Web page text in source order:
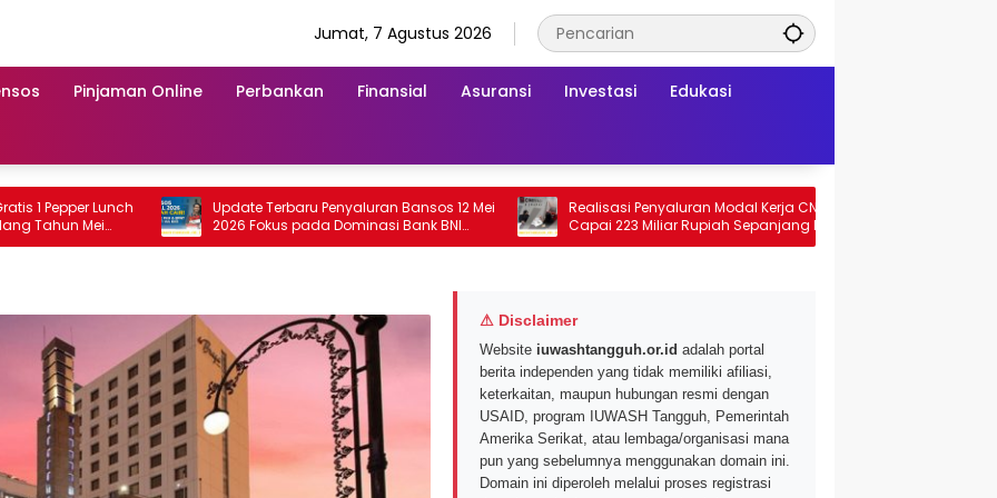
Jumat, 7 Agustus 2026
Pinjaman Online Perbankan Finansial Asuransi Investasi Edukasi
Lunch
Mei
Update Terbaru Penyaluran Bansos 12 Mei
2026 Fokus pada Dominasi Bank BNI
serta Struk BRI
Realisasi Penyaluran Modal Kerja CNAF
Capai 223 Miliar Rupiah Sepanjang Maret
2026 Ini
⚠ Disclaimer
Website iuwashtangguh.or.id adalah portal
berita independen yang tidak memiliki afiliasi,
keterkaitan, maupun hubungan resmi dengan
USAID, program IUWASH Tangguh, Pemerintah
Amerika Serikat, atau lembaga/organisasi mana
pun yang sebelumnya menggunakan domain ini.
Domain ini diperoleh melalui proses registrasi